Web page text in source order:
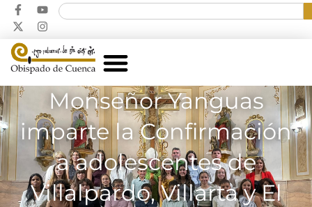
Monseñor Yanguas
imparte la Confirmación
a adolescentes de
Villalpardo, Villarta y El